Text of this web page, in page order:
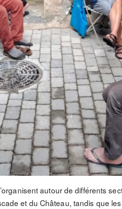
autour de différents
et du Château, tandis que